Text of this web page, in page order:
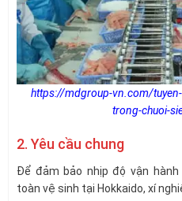
https://mdgroup-vn.com/
trong-chuoi-
2. Yêu cầu chung
Để đảm bảo nhịp độ vận
toàn vệ sinh tại Hokkaido, xí